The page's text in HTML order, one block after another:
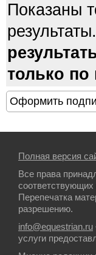
Показаны
результаты.
только по
Полная версия
Все права
соответствующих
Перепечатка
разрешению.
info@equestrian.ru
услуги